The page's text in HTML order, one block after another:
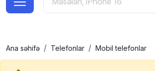
Ana səhifə Telefonlar Mobil telefonlar